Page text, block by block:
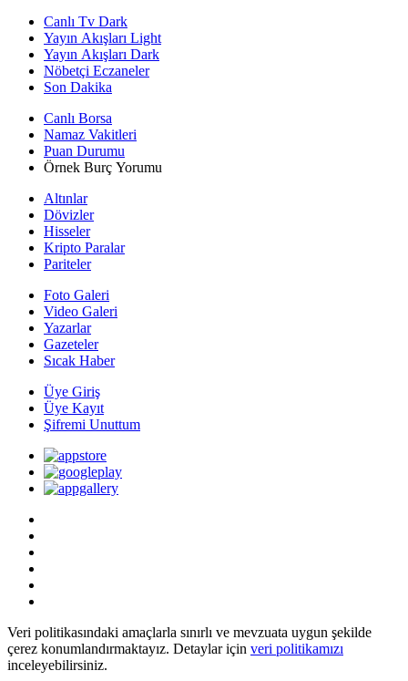
Canlı Tv Dark
Yayın Akışları Light
Yayın Akışları Dark
Nöbetçi Eczaneler
Son Dakika
Canlı Borsa
Namaz Vakitleri
Puan Durumu
Örnek Burç Yorumu
Altınlar
Dövizler
Hisseler
Kripto Paralar
Pariteler
Foto Galeri
Video Galeri
Yazarlar
Gazeteler
Sıcak Haber
Üye Giriş
Üye Kayıt
Şifremi Unuttum
Veri politikasındaki amaçlarla sınırlı ve mevzuata uygun şekilde
çerez konumlandırmaktayız. Detaylar için veri politikamızı
inceleyebilirsiniz.